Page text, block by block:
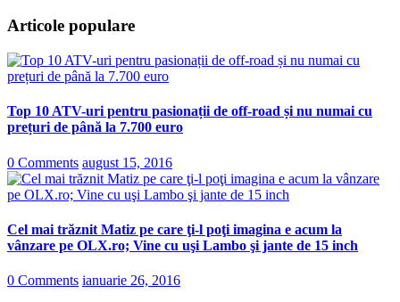
Articole populare
Top 10 ATV-uri pentru pasionații de off-road și nu numai cu
prețuri de până la 7.700 euro
0 Comments august 15, 2016
Cel mai trăznit Matiz pe care ţi-l poţi imagina e acum la
vânzare pe OLX.ro; Vine cu uşi Lambo şi jante de 15 inch
0 Comments ianuarie 26, 2016